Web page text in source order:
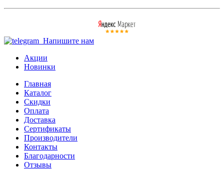
Напишите нам
Акции
Новинки
Главная
Каталог
Скидки
Оплата
Доставка
Сертификаты
Производители
Контакты
Благодарности
Отзывы